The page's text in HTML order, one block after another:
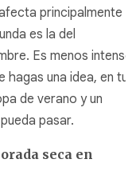
principalmente a
es la del
Es menos
una idea, en tu
de verano y un
pasar.
seca en